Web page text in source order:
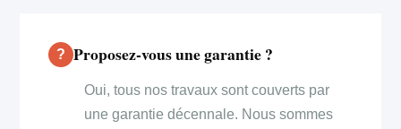
Proposez-vous une garantie ?
Oui, tous nos travaux sont couverts par
une garantie décennale. Nous sommes